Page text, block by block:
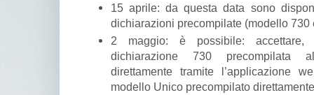
15 aprile: da questa data sono
dichiarazioni precompilate (modello 730
2 maggio: è possibile:
dichiarazione 730 precompilata
direttamente tramite l’applicazione
modello Unico precompilato